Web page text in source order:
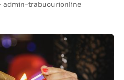
· admin-trabucurionline